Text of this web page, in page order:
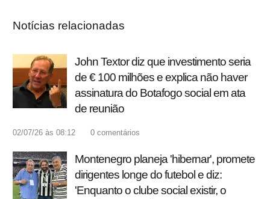
Notícias relacionadas
John Textor diz que investimento seria
de € 100 milhões e explica não haver
assinatura do Botafogo social em ata
de reunião
02/07/26 às 08:12 0 comentários
Montenegro planeja 'hibernar', promete
dirigentes longe do futebol e diz:
'Enquanto o clube social existir, o